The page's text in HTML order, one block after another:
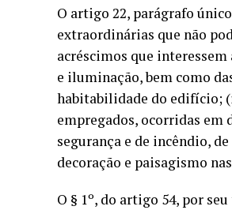
O artigo 22, parágrafo
extraordinárias que não
acréscimos que
e iluminação, bem como
habitabilidade do edifício;
empregados, ocorridas
segurança e de incêndio,
decoração e paisagismo
O § 1º, do artigo 54, por